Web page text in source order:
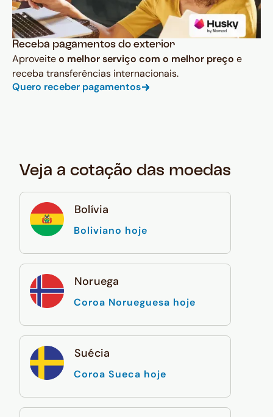
Receba pagamentos do exterior
Aproveiteo melhor serviço com o melhor preço e
receba transferências internacionais.
Quero receber pagamentos
Veja a cotação das moedas
Bolívia
Boliviano hoje
Noruega
Coroa Norueguesa hoje
Suécia
Coroa Sueca hoje